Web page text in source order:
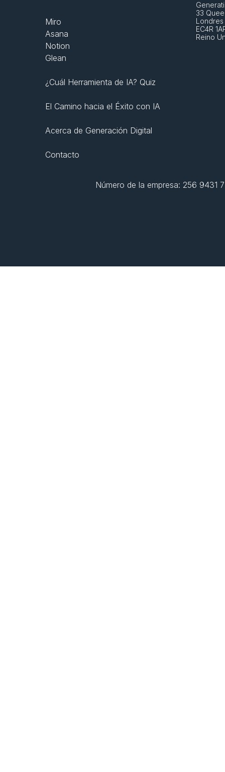
Miro
Asana
Notion
Glean
¿Cuál Herramienta de IA? Quiz
El Camino hacia el Éxito con IA
Acerca de Generación Digital
Contacto
33
Londres
EC4R
Reino
Número de la empresa: 256